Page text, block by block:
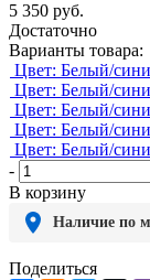
5 350 руб.
Достаточно
Варианты товара:
Цвет: Белый/
Цвет: Белый/
Цвет: Белый/
Цвет: Белый/
Цвет: Белый/
-
В корзину
Наличие по
Поделиться